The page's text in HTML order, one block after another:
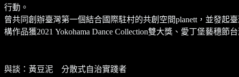
行動。
曾共同創辦臺灣第一個結合國際駐村的共創空間planett，並發起
構作品獲2021 Yokohama Dance Collection雙大獎、愛丁堡藝穗
與談：黃豆泥 分散式自治實踐者